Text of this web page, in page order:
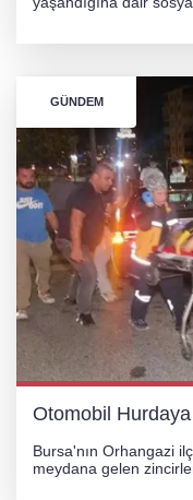
GÜNDEM
Otomobil
Bursa'nın Orhangazi
meydana gelen